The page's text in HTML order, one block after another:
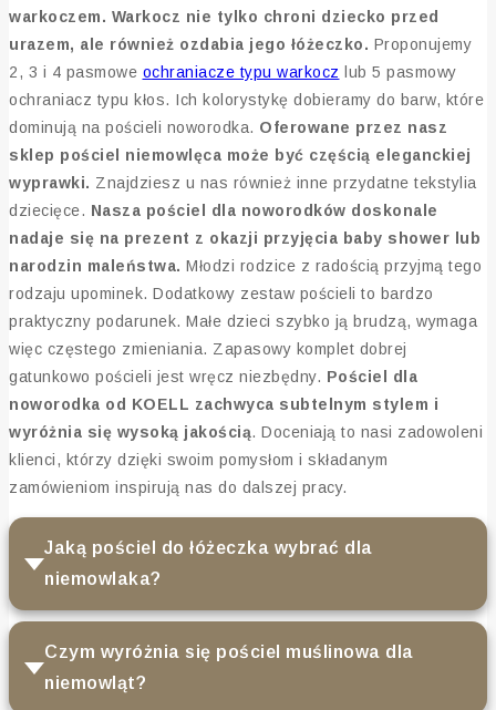
warkoczem. Warkocz nie tylko chroni dziecko przed
urazem, ale również ozdabia jego łóżeczko. Proponujemy
2, 3 i 4 pasmowe ochraniacze typu warkocz lub 5 pasmowy
ochraniacz typu kłos. Ich kolorystykę dobieramy do barw, które
dominują na pościeli noworodka. Oferowane przez nasz
sklep pościel niemowlęca może być częścią eleganckiej
wyprawki. Znajdziesz u nas również inne przydatne tekstylia
dziecięce. Nasza pościel dla noworodków doskonale
nadaje się na prezent z okazji przyjęcia baby shower lub
narodzin maleństwa. Młodzi rodzice z radością przyjmą tego
rodzaju upominek. Dodatkowy zestaw pościeli to bardzo
praktyczny podarunek. Małe dzieci szybko ją brudzą, wymaga
więc częstego zmieniania. Zapasowy komplet dobrej
gatunkowo pościeli jest wręcz niezbędny. Pościel dla
noworodka od KOELL zachwyca subtelnym stylem i
wyróżnia się wysoką jakością. Doceniają to nasi zadowoleni
klienci, którzy dzięki swoim pomysłom i składanym
zamówieniom inspirują nas do dalszej pracy.
Jaką pościel do łóżeczka wybrać dla
niemowlaka?
Czym wyróżnia się pościel muślinowa dla
niemowląt?